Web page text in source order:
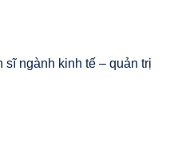
sĩ ngành kinh tế – quản trị